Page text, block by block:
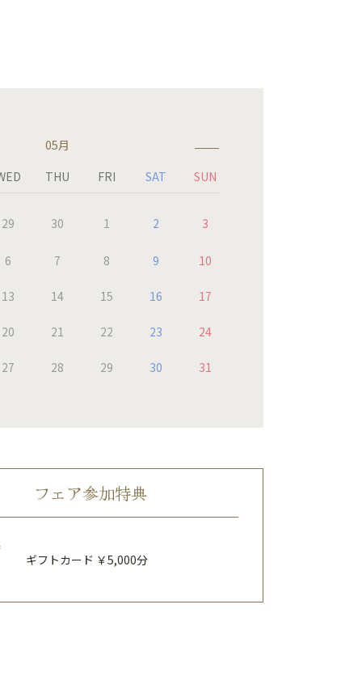
05月
THU FRI SAT SUN
29 30 1 2 3
6 7 8 9 10
13 14 15 16 17
20 21 22 23 24
27 28 29 30 31
フェア参加特典
ギフトカード ￥5,000分